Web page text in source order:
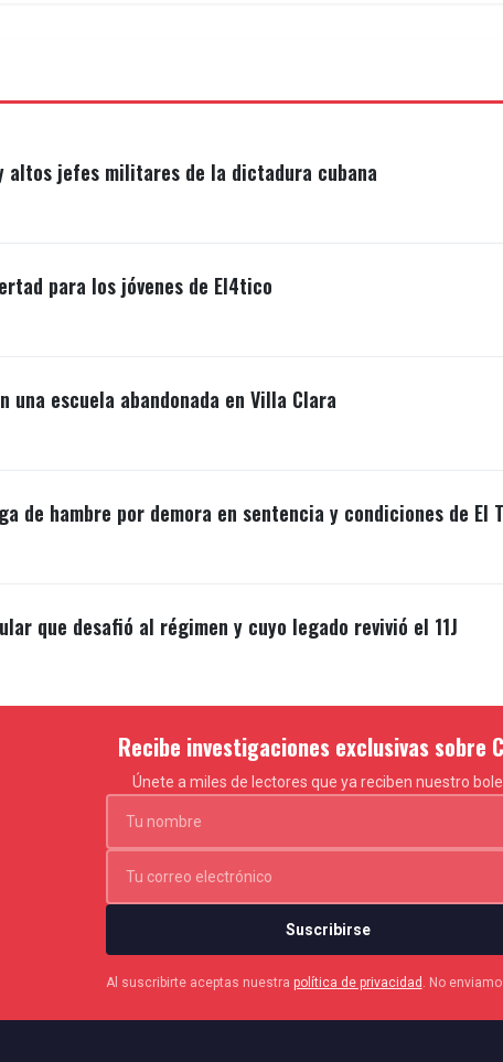
altos jefes militares de la dictadura cubana
para los jóvenes de El4tico
escuela abandonada en Villa Clara
de hambre por demora en sentencia y condiciones de El
que desafió al régimen y cuyo legado revivió el 11J
Recibe investigaciones exclusivas sobre
Únete a miles de lectores que ya reciben nuestro
Suscribirse
Al suscribirte aceptas nuestra política de privacidad . No